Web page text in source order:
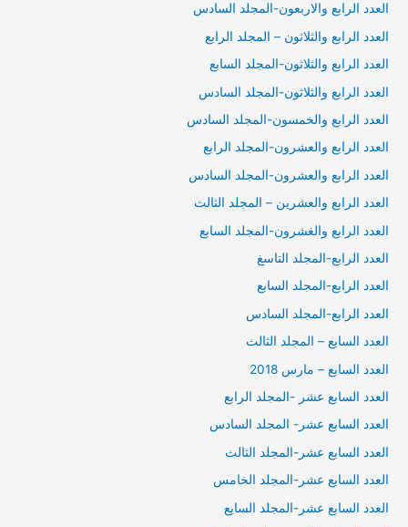
العدد الرابع والاربعون-المجلد السادس
العدد الرابع والثلاثون – المجلد الرابع
العدد الرابع والثلاثون-المجلد السابع
العدد الرابع والثلاثون-المجلد السادس
العدد الرابع والخمسون-المجلد السادس
العدد الرابع والعشرون-المجلد الرابع
العدد الرابع والعشرون-المجلد السادس
العدد الرابع والعشرين – المجلد الثالث
العدد الرابع والغشرون-المجلد السابع
العدد الرابع-المجلد التاسغ
العدد الرابع-المجلد السابع
العدد الرابع-المجلد السادس
العدد السابع – المجلد الثالث
العدد السابع – مارس 2018
العدد السابع عشر -المجلد الرابع
العدد السابع عشر- المجلد السادس
العدد السابع عشر-المجلد الثالث
العدد السابع عشر-المجلد الخامس
العدد السابع عشر-المجلد السايع